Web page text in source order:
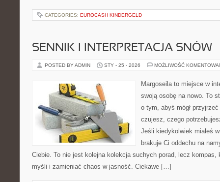
CATEGORIES: EUROCASH KINDERGELD
SENNIK I INTERPRETACJA SNÓW
POSTED BY ADMIN STY - 25 - 2026 MOŻLIWOŚĆ
Margoseila to miejsce w
swoją osobę na nowo. To
o tym, abyś mógł
czujesz, czego
Jeśli kiedykolwiek miałeś
brakuje Ci oddechu na
Ciebie. To nie jest kolejna kolekcja suchych porad, lecz kompas,
myśli i zamieniać chaos w jasność. Ciekawe […]